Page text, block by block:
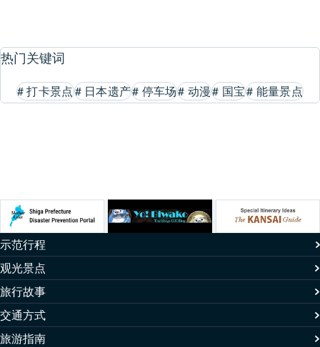
热门关键词
打卡景点
# 日本遗产
# 停车场
# 动漫
# 国宝
# 能量景点
#
示范行程
观光景点
旅行故事
交通方式
旅游指南